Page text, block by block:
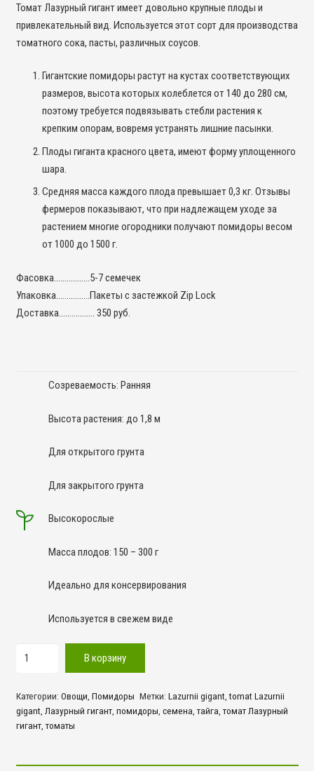
Томат Лазурный гигант имеет довольно крупные плоды и
привлекательный вид. Используется этот сорт для производства
томатного сока, пасты, различных соусов.
Гигантские помидоры растут на кустах соответствующих
размеров, высота которых колеблется от 140 до 280 см,
поэтому требуется подвязывать стебли растения к
крепким опорам, вовремя устранять лишние пасынки.
Плоды гиганта красного цвета, имеют форму уплощенного
шара.
Средняя масса каждого плода превышает 0,3 кг. Отзывы
фермеров показывают, что при надлежащем уходе за
растением многие огородники получают помидоры весом
от 1000 до 1500 г.
Фасовка……………..5-7 семечек
Упаковка…………….Пакеты с застежкой Zip Lock
Доставка…………….. 350 руб.
Созреваемость: Ранняя
Высота растения: до 1,8 м
Для открытого грунта
Для закрытого грунта
Высокорослые
Масса плодов: 150 – 300 г
Идеально для консервирования
Используется в свежем виде
Количество
гигант
В корзину
Категории: Овощи Помидоры Метки: Lazurnii gigant ,tomat Lazurnii
gigant Лазурный гигант, помидоры семена тайга томат Лазурный
гигант, томаты